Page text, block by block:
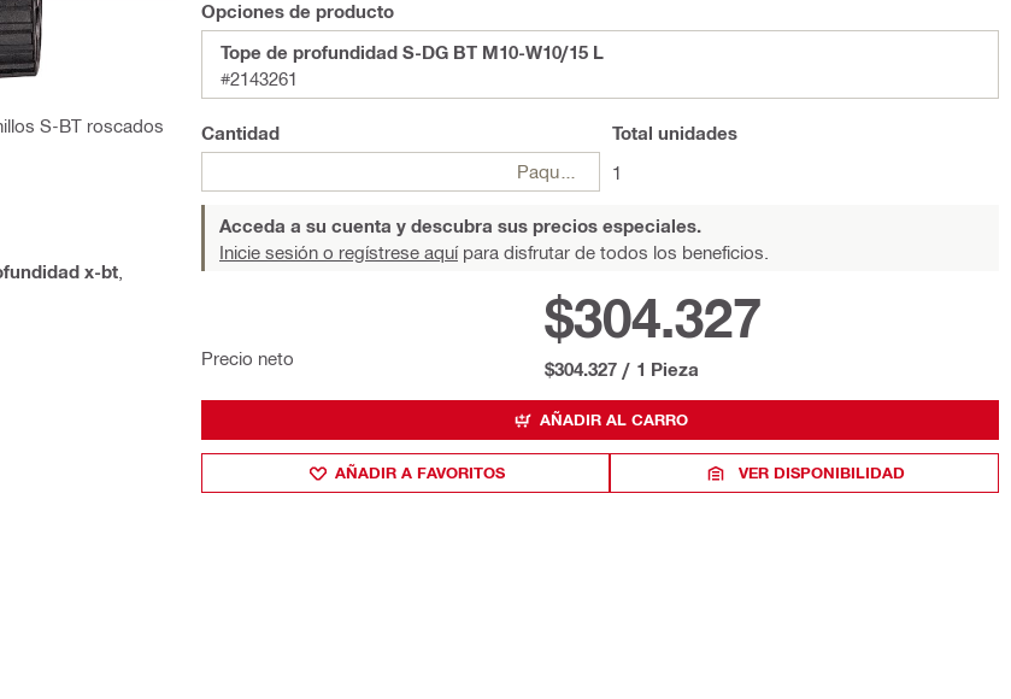
S-BT roscados
x-bt
Opciones de producto
Tope de profundidad S-DG BT M10-W10/15 L
#2143261
Cantidad
Paquetes
Total unidades
1
Acceda a su cuenta y descubra sus precios especiales.
Inicie sesión o regístrese aquípara disfrutar de todos los beneficios.
Precio neto
$304.327
$304.327 / 1 Pieza
AÑADIR AL CARRO
AÑADIR A FAVORITOS VER DISPONIBILIDAD